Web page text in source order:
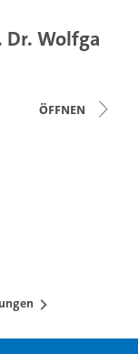
Dr. Wolfga
Öffnen